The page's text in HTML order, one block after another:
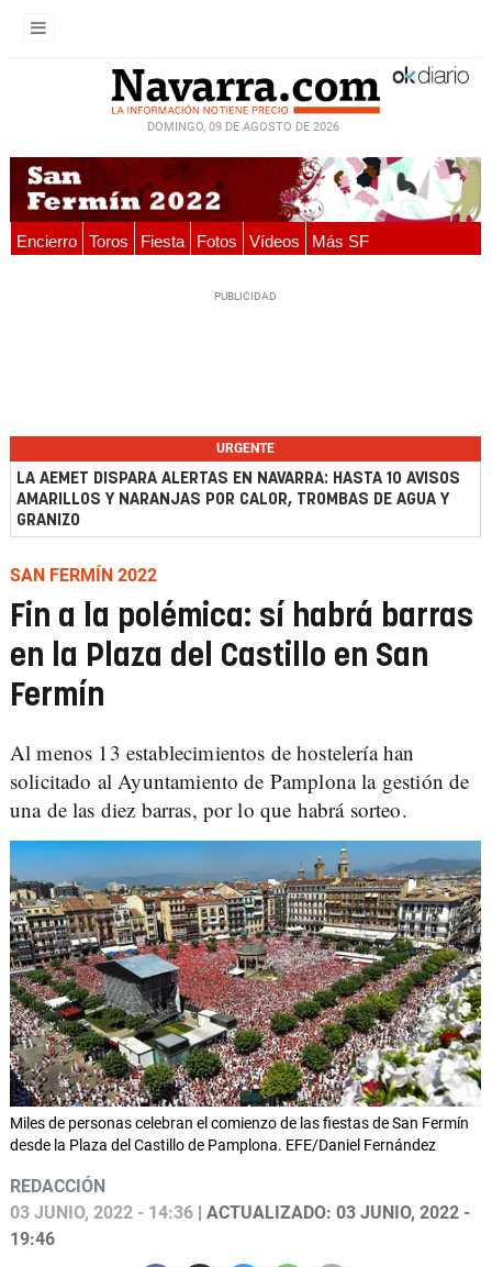
DOMINGO, 09 DE AGOSTO DE 2026
Encierro Toros Fiesta Fotos Vídeos Más SF
URGENTE
LA AEMET DISPARA ALERTAS EN NAVARRA: HASTA 10 AVISOS
AMARILLOS Y NARANJAS POR CALOR, TROMBAS DE AGUA Y
GRANIZO
SAN FERMÍN 2022
Fin a la polémica: sí habrá barras
en la Plaza del Castillo en San
Fermín
Al menos 13 establecimientos de hostelería han
solicitado al Ayuntamiento de Pamplona la gestión de
una de las diez barras, por lo que habrá sorteo.
Miles de personas celebran el comienzo de las fiestas de San Fermín
desde la Plaza del Castillo de Pamplona. EFE/Daniel Fernández
REDACCIÓN
03 JUNIO, 2022 - 14:36 | ACTUALIZADO: 03 JUNIO, 2022 -
19:46